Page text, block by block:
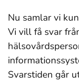
Nu samlar vi
Vi vill få svar
Svarstiden går